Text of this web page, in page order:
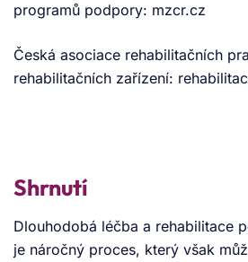
programů podpory: mzcr.cz
Česká asociace rehabilitačních
rehabilitačních zařízení:
Shrnutí
Dlouhodobá léčba a rehabilitace
je náročný proces, který však